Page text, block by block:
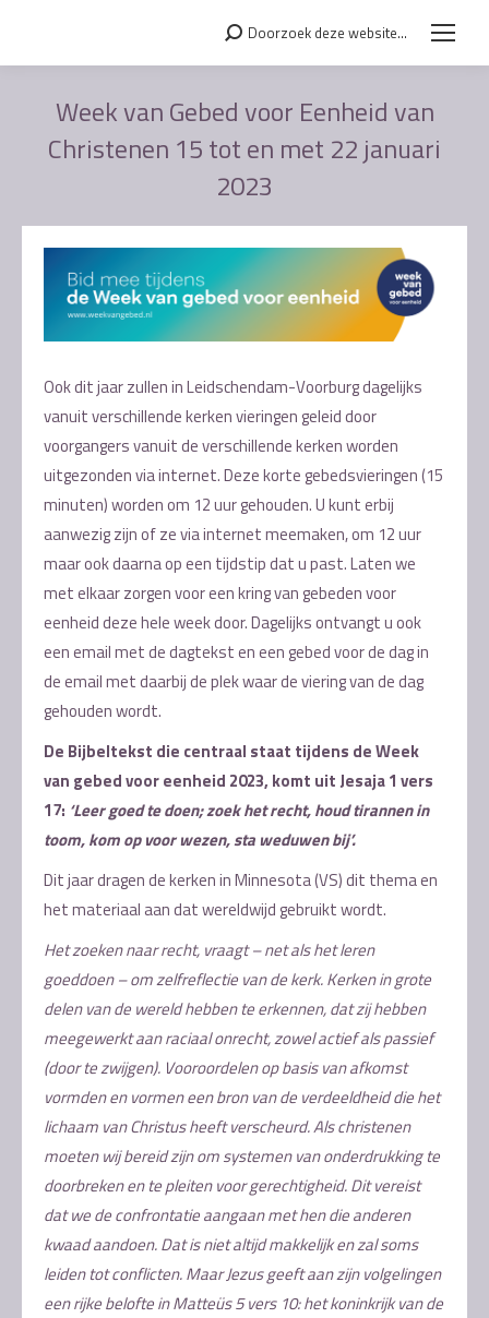
Search:Doorzoek deze website...
Week van Gebed voor Eenheid van
Christenen 15 tot en met 22 januari
2023
Ook dit jaar zullen in Leidschendam-Voorburg dagelijks
vanuit verschillende kerken vieringen geleid door
voorgangers vanuit de verschillende kerken worden
uitgezonden via internet. Deze korte gebedsvieringen (15
minuten) worden om 12 uur gehouden. U kunt erbij
aanwezig zijn of ze via internet meemaken, om 12 uur
maar ook daarna op een tijdstip dat u past. Laten we
met elkaar zorgen voor een kring van gebeden voor
eenheid deze hele week door. Dagelijks ontvangt u ook
een email met de dagtekst en een gebed voor de dag in
de email met daarbij de plek waar de viering van de dag
gehouden wordt.
De Bijbeltekst die centraal staat tijdens de Week
van gebed voor eenheid 2023, komt uit Jesaja 1 vers
17: ‘Leer goed te doen; zoek het recht, houd tirannen in
toom, kom op voor wezen, sta weduwen bij’.
Dit jaar dragen de kerken in Minnesota (VS) dit thema en
het materiaal aan dat wereldwijd gebruikt wordt.
Het zoeken naar recht, vraagt – net als het leren
goeddoen – om zelfreflectie van de kerk. Kerken in grote
delen van de wereld hebben te erkennen, dat zij hebben
meegewerkt aan raciaal onrecht, zowel actief als passief
(door te zwijgen). Vooroordelen op basis van afkomst
vormden en vormen een bron van de verdeeldheid die het
lichaam van Christus heeft verscheurd. Als christenen
moeten wij bereid zijn om systemen van onderdrukking te
doorbreken en te pleiten voor gerechtigheid. Dit vereist
dat we de confrontatie aangaan met hen die anderen
kwaad aandoen. Dat is niet altijd makkelijk en zal soms
leiden tot conflicten. Maar Jezus geeft aan zijn volgelingen
een rijke belofte in Matteüs 5 vers 10: het koninkrijk van de